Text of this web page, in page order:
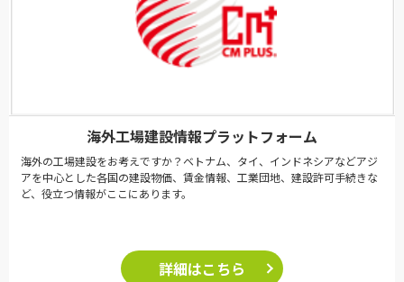
海外工場建設情報プラットフォーム
海外の工場建設をお考えですか？ベトナム、タイ、インドネシアなどアジ
アを中心とした各国の建設物価、賃金情報、工業団地、建設許可手続きな
ど、役立つ情報がここにあります。
詳細はこちら